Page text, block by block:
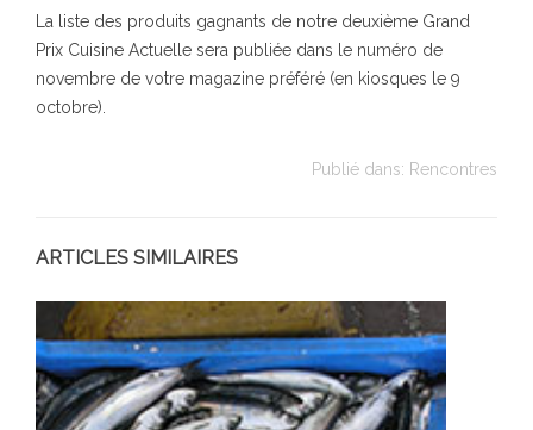
La liste des produits gagnants de notre deuxième Grand
Prix Cuisine Actuelle sera publiée dans le numéro de
novembre de votre magazine préféré (en kiosques le 9
octobre).
Publié dans: Rencontres
ARTICLES SIMILAIRES